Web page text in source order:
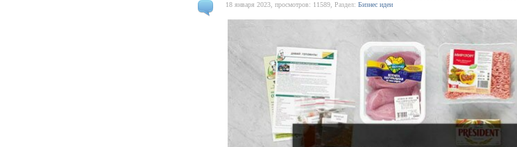
18 января 2023, просмотров: 11589, Раздел: Бизнес идеи